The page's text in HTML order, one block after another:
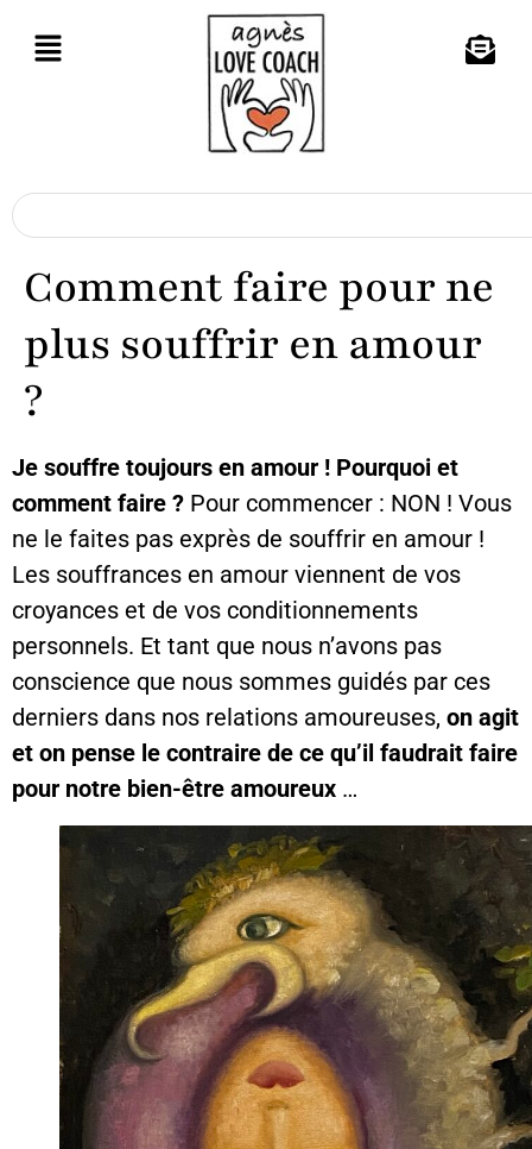
Comment faire pour ne
plus souffrir en amour
?
Je souffre toujours en amour ! Pourquoi et
comment faire ? Pour commencer : NON ! Vous
ne le faites pas exprès de souffrir en amour !
Les souffrances en amour viennent de vos
croyances et de vos conditionnements
personnels. Et tant que nous n’avons pas
conscience que nous sommes guidés par ces
derniers dans nos relations amoureuses, on agit
et on pense le contraire de ce qu’il faudrait faire
pour notre bien-être amoureux …